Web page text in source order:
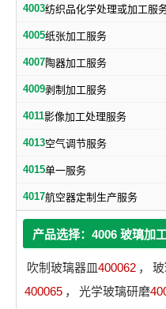
4003纺织品化学处理或加工服
4005纸张加工服务
4007陶器加工服务
4009剥制加工服务
4011影像加工处理服务
4013空气调节服务
4015单一服务
4017航空器定制生产服务
产品选择：4006 玻璃加
吹制玻璃器皿400062 ，
400065 ， 光学玻璃研磨